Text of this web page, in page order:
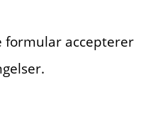
formular accepterer